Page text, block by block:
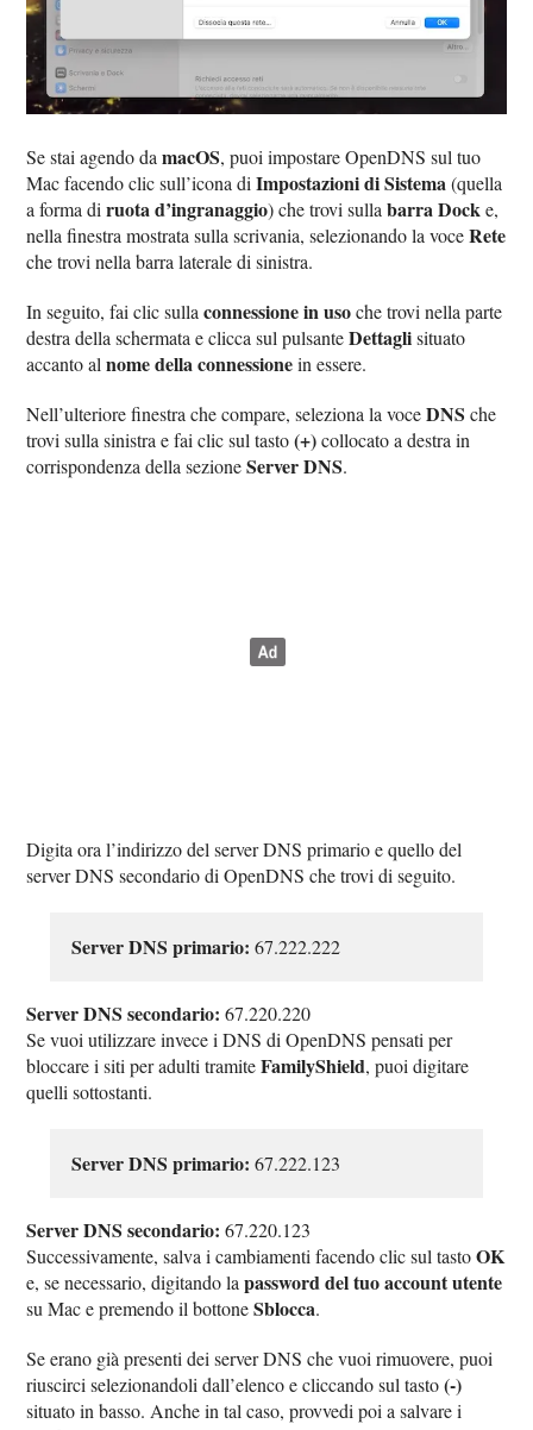
Se stai agendo damacOS, puoi impostare OpenDNS sul tuo
Mac facendo clic sull’icona diImpostazioni di Sistema(quella
a forma diruota d’ingranaggio) che trovi sullabarra Docke,
nella finestra mostrata sulla scrivania, selezionando la voceRete
che trovi nella barra laterale di sinistra.
In seguito, fai clic sullaconnessione in usoche trovi nella parte
destra della schermata e clicca sul pulsanteDettaglisituato
accanto alnome della connessionein essere.
Nell’ulteriore finestra che compare, seleziona la voceDNS che
trovi sulla sinistra e fai clic sul tasto(+)collocato a destra in
corrispondenza della sezioneServer DNS.
Digita ora l’indirizzo del server DNS primario e quello del
server DNS secondario di OpenDNS che trovi di seguito.
Server DNS primario: 67.222.222
Server DNS secondario: 67.220.220
Se vuoi utilizzare invece i DNS di OpenDNS pensati per
bloccare i siti per adulti tramiteFamilyShield, puoi digitare
quelli sottostanti.
Server DNS primario: 67.222.123
Server DNS secondario: 67.220.123
Successivamente, salva i cambiamenti facendo clic sul tastoOK
e, se necessario, digitando lapassword del tuo account utente
su Mac e premendo il bottoneSblocca.
Se erano già presenti dei server DNS che vuoi rimuovere, puoi
riuscirci selezionandoli dall’elenco e cliccando sul tasto(-)
situato in basso. Anche in tal caso, provvedi poi a salvare i